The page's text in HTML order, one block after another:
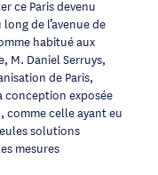
ce Paris devenu
de l’avenue de
habitué aux
M. Daniel Serruys,
de Paris,
conception exposée
comme celle ayant eu
solutions
mesures